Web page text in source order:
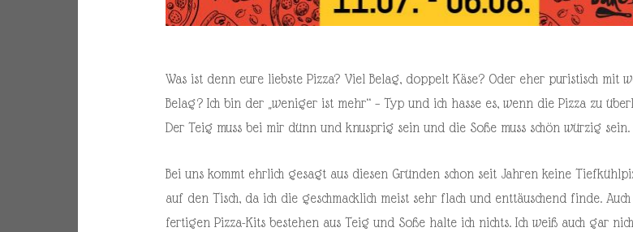
Was ist denn eure liebste Pizza? Viel Belag, doppelt Käse? Oder eher puristisch mit
Belag? Ich bin der „weniger ist mehr“ – Typ und ich hasse es, wenn die Pizza zu
Der Teig muss bei mir dünn und knusprig sein und die Soße muss schön würzig sein.
Bei uns kommt ehrlich gesagt aus diesen Gründen schon seit Jahren keine
auf den Tisch, da ich die geschmacklich meist sehr flach und enttäuschend finde.
fertigen Pizza-Kits bestehen aus Teig und Soße halte ich nichts. Ich weiß auch gar